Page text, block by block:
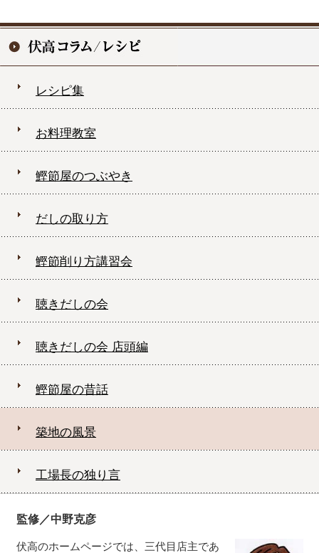
レシピ集
お料理教室
鰹節屋のつぶやき
だしの取り方
鰹節削り方講習会
聴きだしの会
聴きだしの会 店頭編
鰹節屋の昔話
築地の風景
工場長の独り言
監修／中野克彦
伏高のホームページでは、三代目店主であ